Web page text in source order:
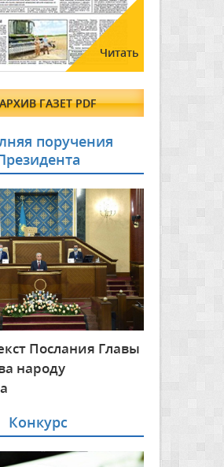
Читать
ГАЗЕТ PDF
поручения
Послания Главы
народу
Конкурс